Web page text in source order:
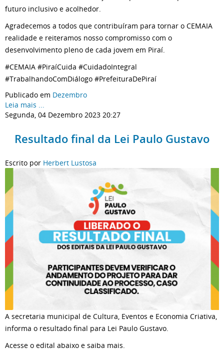
futuro inclusivo e acolhedor.
Agradecemos a todos que contribuíram para tornar o CEMAIA
realidade e reiteramos nosso compromisso com o
desenvolvimento pleno de cada jovem em Piraí.
#CEMAIA #PiraíCuida #CuidadoIntegral
#TrabalhandoComDiálogo #PrefeituraDePiraí
Publicado em Dezembro
Leia mais ...
Segunda, 04 Dezembro 2023 20:27
Resultado final da Lei Paulo Gustavo
Escrito por Herbert Lustosa
A secretaria municipal de Cultura, Eventos e Economia Criativa,
informa o resultado final para Lei Paulo Gustavo.
Acesse o edital abaixo e saiba mais.